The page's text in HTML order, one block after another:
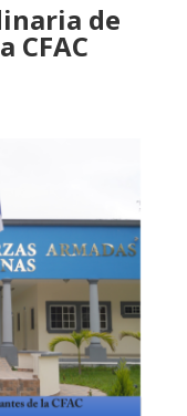
de
CFAC